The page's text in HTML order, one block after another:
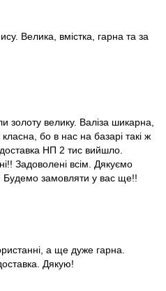
Велика, вмістка, гарна та за
золоту велику. Валіза шикарна,
бо в нас на базарі такі ж
НП 2 тис вийшло.
Задоволені всім. Дякуємо
Будемо замовляти у вас ще!!
а ще дуже гарна.
Дякую!